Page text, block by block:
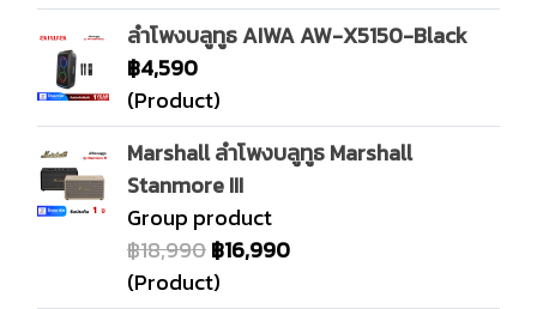
ลำโพงบลูทูธ AIWA AW-X5150-Black
฿4,590
(Product)
Marshall ลำโพงบลูทูธ Marshall
Stanmore III
Group product
฿18,990฿16,990
(Product)